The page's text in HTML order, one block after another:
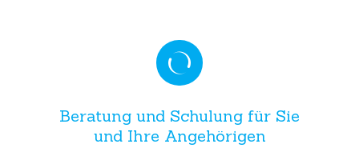
Beratung und Schulung für Sie
und Ihre Angehörigen